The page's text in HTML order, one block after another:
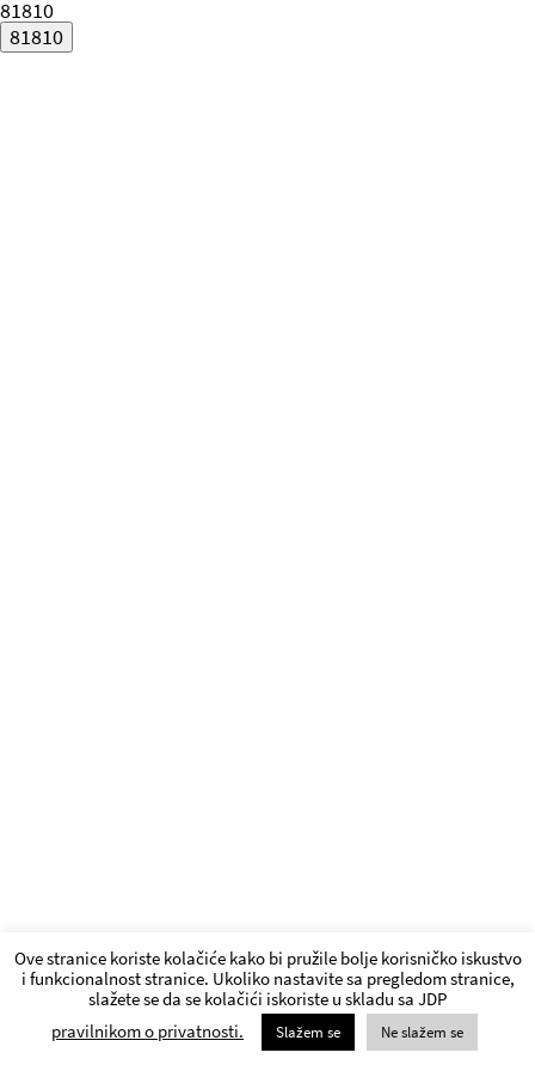
81810
Ove stranice koriste kolačiće kako bi pružile bolje korisničko iskustvo
i funkcionalnost stranice. Ukoliko nastavite sa pregledom stranice,
slažete se da se kolačići iskoriste u skladu sa JDP
pravilnikom o privatnosti.
Slažem se Ne slažem se